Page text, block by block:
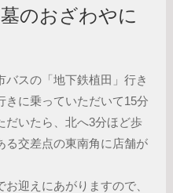
のおざわやに
スの「地下鉄植田」行き
きに乗っていただいて15分
だいたら、北へ3分ほど歩
る交差点の東南角に店舗が
迎えにあがりますので、